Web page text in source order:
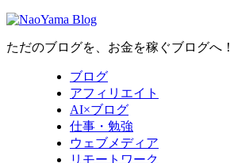
ただのブログを、お金を稼ぐブログへ！
ブログ
アフィリエイト
AI×ブログ
仕事・勉強
ウェブメディア
リモートワーク